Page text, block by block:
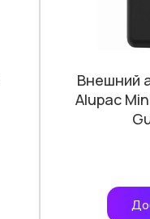
Внешний
Alupac